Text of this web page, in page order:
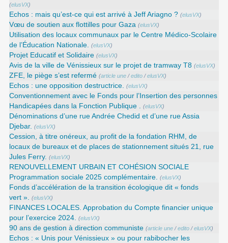
(elusVX)
Echos : mais qu’est-ce qui est arrivé à Jeff Ariagno ? (elusVX)
Vœu de soutien aux flottilles pour Gaza (elusVX)
Utilisation des locaux communaux par le Centre Médico-Scolaire
de l’Éducation Nationale. (elusVX)
Projet Educatif et Solidaire (elusVX)
Avis de la ville de Vénissieux sur le projet de tramway T8 (elusVX)
ZFE, le piège s’est refermé (article une /edito /elusVX)
Echos : une opposition destructrice. (elusVX)
Conventionnement avec le Fonds pour l’Insertion des personnes
Handicapées dans la Fonction Publique . (elusVX)
Dénominations d’une rue Andrée Chedid et d’une rue Assia
Djebar. (elusVX)
Cession, à titre onéreux, au profit de la fondation RHM, de
locaux de bureaux et de places de stationnement situés 21, rue
Jules Ferry. (elusVX)
RENOUVELLEMENT URBAIN ET COHÉSION SOCIALE
Programmation sociale 2025 complémentaire. (elusVX)
Fonds d’accélération de la transition écologique dit « fonds
vert ». (elusVX)
FINANCES LOCALES. Approbation du Compte financier unique
pour l’exercice 2024. (elusVX)
90 ans de gestion à direction communiste (article une /edito /elusVX)
Echos : « Unis pour Vénissieux » ou pour rabibocher les